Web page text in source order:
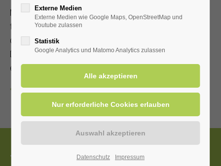
Mit Achtsamkeit und Selbstliebe zu Gelassenheit, Ruhe und
tiefer Selbsterfahrung gelangen. Bei gutem Wetter findet
der 60-Minuten-Kurs im Kurpark statt. Bitte bringen Sie eine
Decke und ein Getränk mit. Bitte ¼ Std. vor Beginn
einfinden. Mit Kur-/Einwohnerkarte 7,00 €, ohne 10,00 €
Zurück
Tourist-Information
Externe Medien
Externe Medien wie Google Maps, OpenStreetMap und
Youtube zulassen
Statistik
Google Analytics und Matomo Analytics zulassen
Datenschutz Impressum